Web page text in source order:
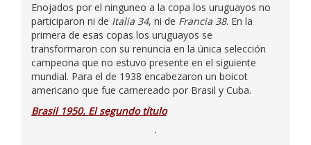
Enojados por el ninguneo a la copa los uruguayos no
participaron ni de Italia 34, ni de Francia 38. En la
primera de esas copas los uruguayos se
transformaron con su renuncia en la única selección
campeona que no estuvo presente en el siguiente
mundial. Para el de 1938 encabezaron un boicot
americano que fue carnereado por Brasil y Cuba.
Brasil 1950. El segundo título